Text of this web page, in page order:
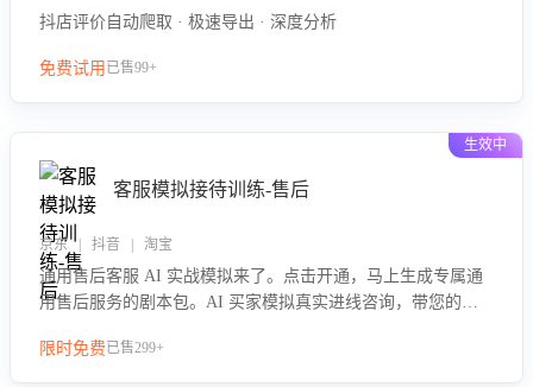
抖店评价自动爬取 · 极速导出 · 深度分析
免费试用 已售99+
生效中
客服模拟接待训练-售后
京东 | 抖音 | 淘宝
通用售后客服 AI 实战模拟来了。点击开通，马上生成专属通
用售后服务的剧本包。AI 买家模拟真实进线咨询，带您的客
要点，轻松提升服务能力。
限时免费已售299+